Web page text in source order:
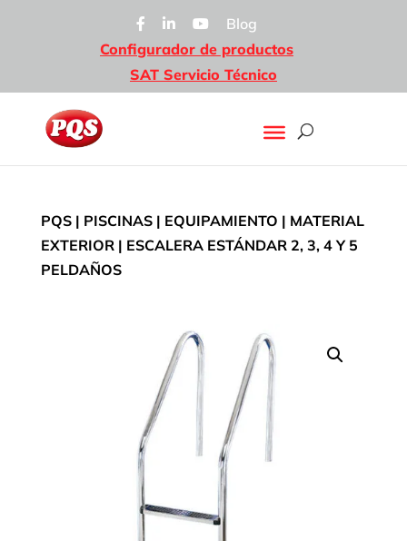
Blog
Configurador de productos
SAT Servicio Técnico
PQS| PISCINAS| EQUIPAMIENTO | MATERIAL
EXTERIOR| ESCALERA ESTÁNDAR 2, 3, 4 Y 5
PELDAÑOS